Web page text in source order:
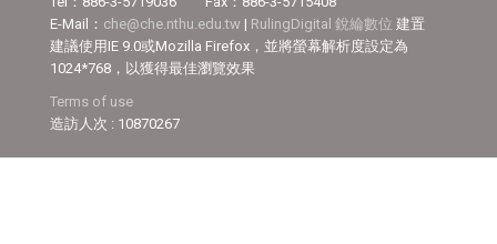
E-Mail： che@che.nthu.edu.tw | RulingDigital 銳綸數位 建置
建議使用IE 9.0或Mozilla Firefox，並將螢幕解析度設定為
1024*768，以獲得最佳瀏覽效果
Terms of use
造訪人次 : 10870267